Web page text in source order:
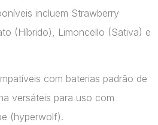
incluem Strawberry
(Híbrido), Limoncello (Sativa) e
com baterias padrão de
versáteis para uso com
(hyperwolf)​.